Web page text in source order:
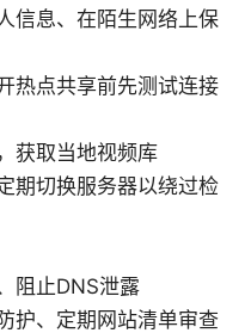
信息、在陌生网络上保
热点共享前先测试连接
获取当地视频库
期切换服务器以绕过检
阻止DNS泄露
护、定期网站清单审查